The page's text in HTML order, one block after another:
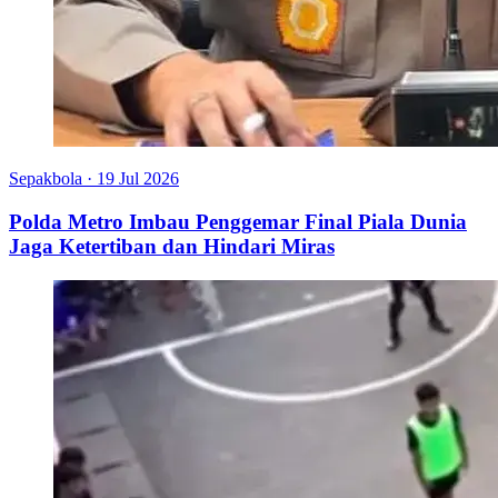
Sepakbola · 19 Jul 2026
Polda Metro Imbau Penggemar Final Piala Dunia
Jaga Ketertiban dan Hindari Miras